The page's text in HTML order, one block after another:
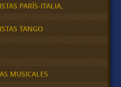
PARÍS-ITALIA,
TANGO
MUSICALES